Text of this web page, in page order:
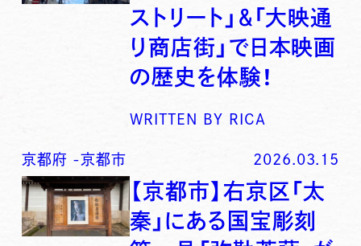
ストリート」＆「大映通
り商店街」で日本映画
の歴史を体験！
WRITTEN BY RICA
京都府 -京都市 2026.03.15
【京都市】右京区「太
秦」にある国宝彫刻